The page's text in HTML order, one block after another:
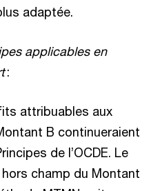
adaptée.
applicables en
:
attribuables aux
B continueraient
de l’OCDE. Le
champ du Montant